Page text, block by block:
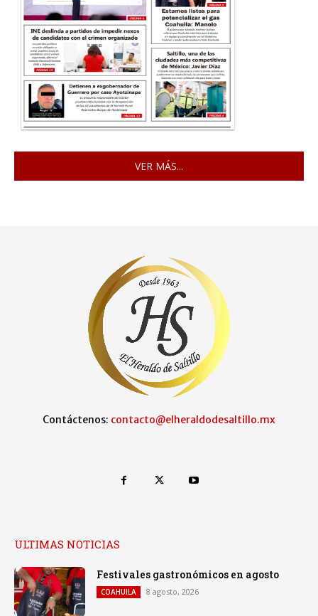
VER MÁS...
Contáctenos: contacto@elheraldodesaltillo.mx
ULTIMAS NOTICIAS
Festivales gastronómicos en agosto
COAHUILA 8 agosto, 2026